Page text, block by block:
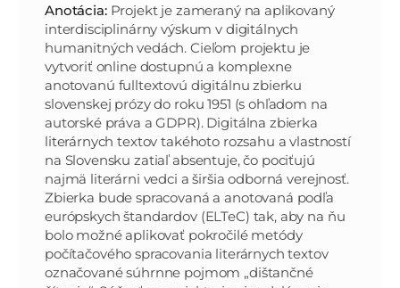
Anotácia:Projekt je zameraný na aplikovaný
interdisciplinárny výskum v digitálnych
humanitných vedách. Cieľom projektu je
vytvoriť online dostupnú a komplexne
anotovanú fulltextovú digitálnu zbierku
slovenskej prózy do roku 1951 (s ohľadom na
autorské práva a GDPR). Digitálna zbierka
literárnych textov takéhoto rozsahu a vlastností
na Slovensku zatiaľ absentuje, čo pociťujú
najmä literárni vedci a širšia odborná verejnosť.
Zbierka bude spracovaná a anotovaná podľa
európskych štandardov (ELTeC) tak, aby na ňu
bolo možné aplikovať pokročilé metódy
počítačového spracovania literárnych textov
označované súhrnne pojmom „dištančné